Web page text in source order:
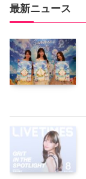
最新ニュース